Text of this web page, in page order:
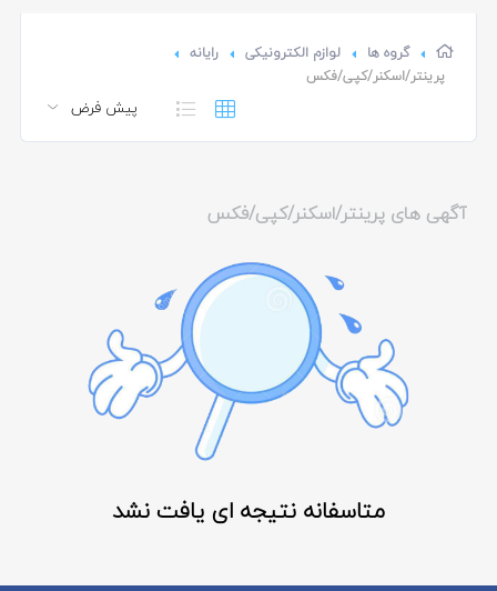
گروه ها لوازم الکترونیکی
رایانه
پرینتر/اسکنر/کپی/فکس
آگهی های پرینتر/اسکنر/کپی/فکس
متاسفانه نتیجه ای یافت نشد